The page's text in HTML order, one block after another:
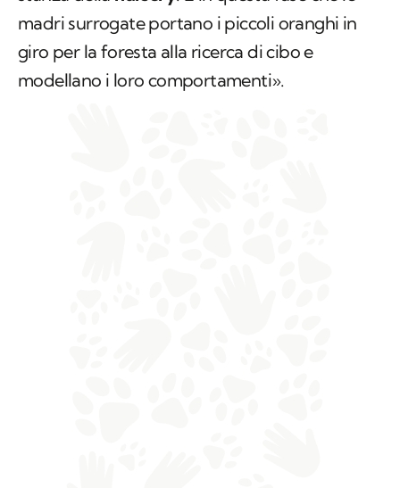
madri surrogate portano i piccoli oranghi in
giro per la foresta alla ricerca di cibo e
modellano i loro comportamenti».